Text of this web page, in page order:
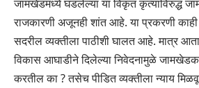
जामखेडमध्ये घडलेल्या या विकृत कृत्याविरुद्ध
राजकारणी अजूनही शांत आहे. या प्रकरणी काही
सदरील व्यक्तीला पाठीशी घालत आहे. मात्र
विकास आघाडीने दिलेल्या निवेदनामुळे
करतील का ? तसेच पीडित व्यक्तीला न्याय